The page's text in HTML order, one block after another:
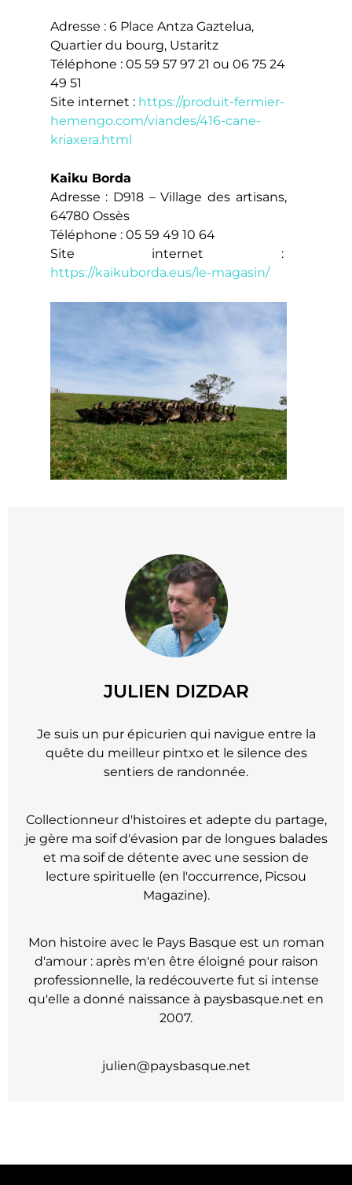
JULIEN DIZDAR
Je suis un pur épicurien qui navigue entre la
quête du meilleur pintxo et le silence des
sentiers de randonnée.
Collectionneur d'histoires et adepte du partage,
je gère ma soif d'évasion par de longues balades
et ma soif de détente avec une session de
lecture spirituelle (en l'occurrence, Picsou
Magazine).
Mon histoire avec le Pays Basque est un roman
d'amour : après m'en être éloigné pour raison
professionnelle, la redécouverte fut si intense
qu'elle a donné naissance à paysbasque.net en
2007.
julien@paysbasque.net
Adresse : 6 Place Antza Gaztelua,
Quartier du bourg, Ustaritz
Téléphone : 05 59 57 97 21 ou 06 75 24
49 51
Site internet : https://produit-fermier-
hemengo.com/viandes/416-cane-
kriaxera.html
Kaiku Borda
Adresse : D918 – Village des artisans,
64780 Ossès
Téléphone : 05 59 49 10 64
Site internet :
https://kaikuborda.eus/le-magasin/